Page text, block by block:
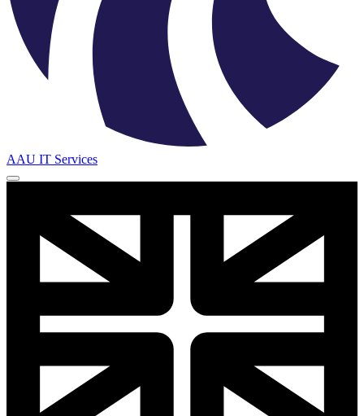
AAU IT Services